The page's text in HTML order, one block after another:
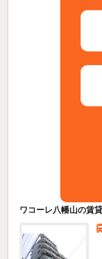
ワコーレ八幡山の賃